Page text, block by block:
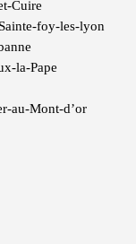
Cuire
foy-les-lyon
la-Pape
au-Mont-d’or